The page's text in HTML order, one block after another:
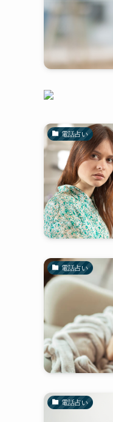
電話占い
電話占い
電話占い